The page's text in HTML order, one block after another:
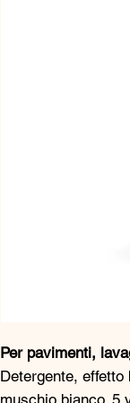
Per pavimenti,
Detergente,